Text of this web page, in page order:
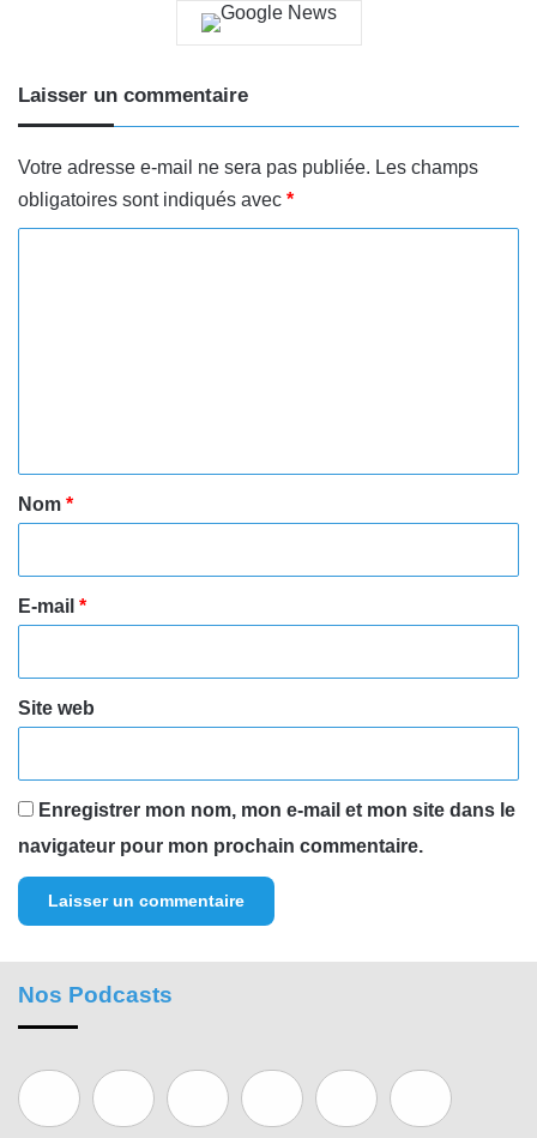
Laisser un commentaire
Votre adresse e-mail ne sera pas publiée. Les champs
obligatoires sont indiqués avec *
a
e
Nom *
E-mail *
Site web
Enregistrer mon nom, mon e-mail et mon site dans le
navigateur pour mon prochain commentaire.
Nos Podcasts